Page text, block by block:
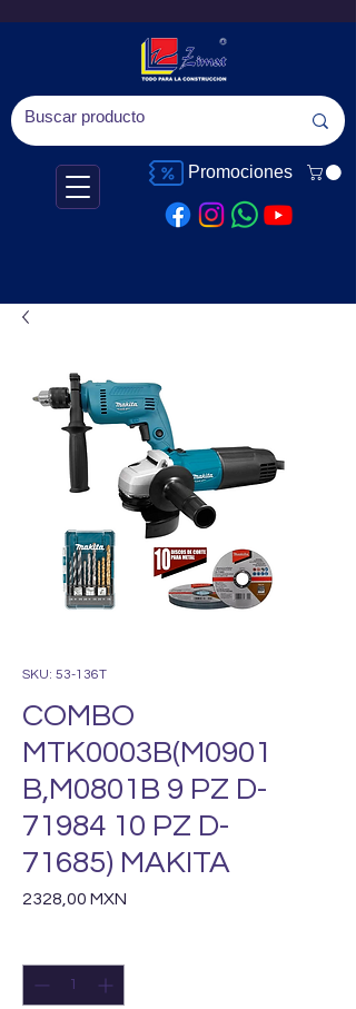
Promociones
SKU: 53-136T
COMBO
MTK0003B(M0901
B,M0801B 9 PZ D-
71984 10 PZ D-
71685) MAKITA
2328,00 MXN